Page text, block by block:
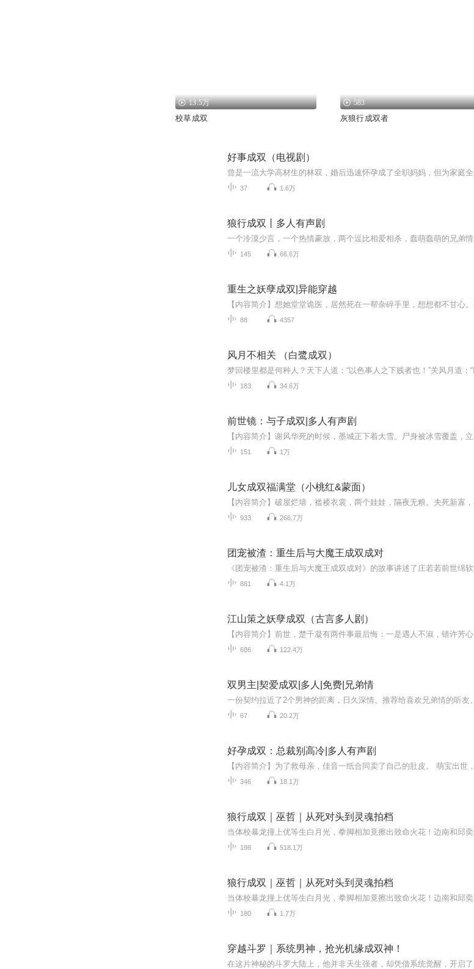
13.5万
校草成双
583
灰狼行成双者
好事成双（电视剧）
37 1.6万
狼行成双丨多人有声剧
145 66.6万
重生之妖孽成双|异能穿越
88 4357
风月不相关 （白鹭成双）
183 34.6万
前世镜：与子成双|多人有声剧
151 1万
儿女成双福满堂（小桃红&蒙面）
933 266.7万
团宠被渣：重生后与大魔王成双成对
881 4.1万
江山策之妖孽成双（古言多人剧）
686 122.4万
双男主|契爱成双|多人|免费|兄弟情
一份契约拉近了2个男神的距离，日久深情。推荐给喜欢兄弟情的听友。
67 20.2万
好孕成双：总裁别高冷|多人有声剧
346 18.1万
狼行成双｜巫哲｜从死对头到灵魂拍档
198 518.1万
狼行成双｜巫哲｜从死对头到灵魂拍档
180 1.7万
穿越斗罗｜系统男神，抢光机缘成双神！